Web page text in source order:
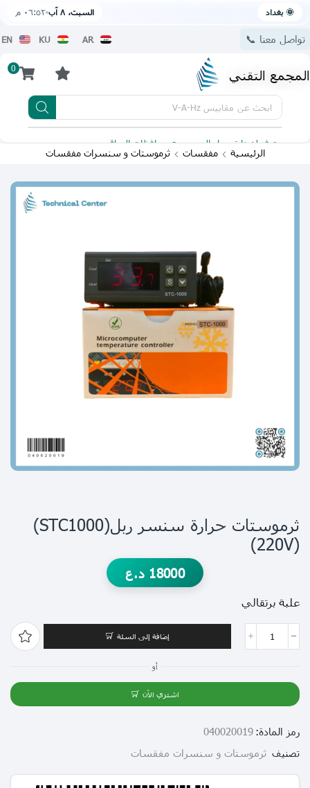
🌞 بغداد السبت، ٨ آب ٠٦:٥٢ م
تواصل معنا 📞 AR
KU
EN
المجمع التقني 0
ابحث عن مقاييس V-A-Hz
يتوفر لدينا توصيل الى جميع محافظات العراق
الرئيسية مفقسات ثرموستات و سنسرات مفقسات
ثرموستات حرارة سنسر ربل(STC1000)
(220V)
18000 د.ع
علبة برتقالي
إضافة إلى السلة
أو
اشتري الآن
رمز المادة: 040020019
تصنيف ثرموستات و سنسرات مفقسات